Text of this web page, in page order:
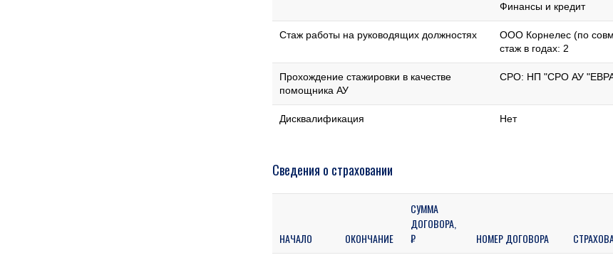
Финансы и кредит
Стаж работы на руководящих должностях
ООО Корнелес (по
стаж в годах: 2
Прохождение стажировки в качестве
помощника АУ
СРО: НП "СРО АУ
Дисквалификация Нет
Сведения о страховании
НАЧАЛО ОКОНЧАНИЕ
СУММА
ДОГОВОРА,
₽
НОМЕР ДОГОВОРА